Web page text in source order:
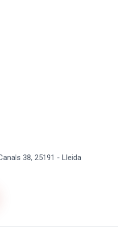
38, 25191 - Lleida